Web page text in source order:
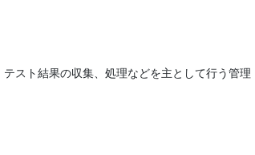
スト結果の収集、処理などを主として行う管理